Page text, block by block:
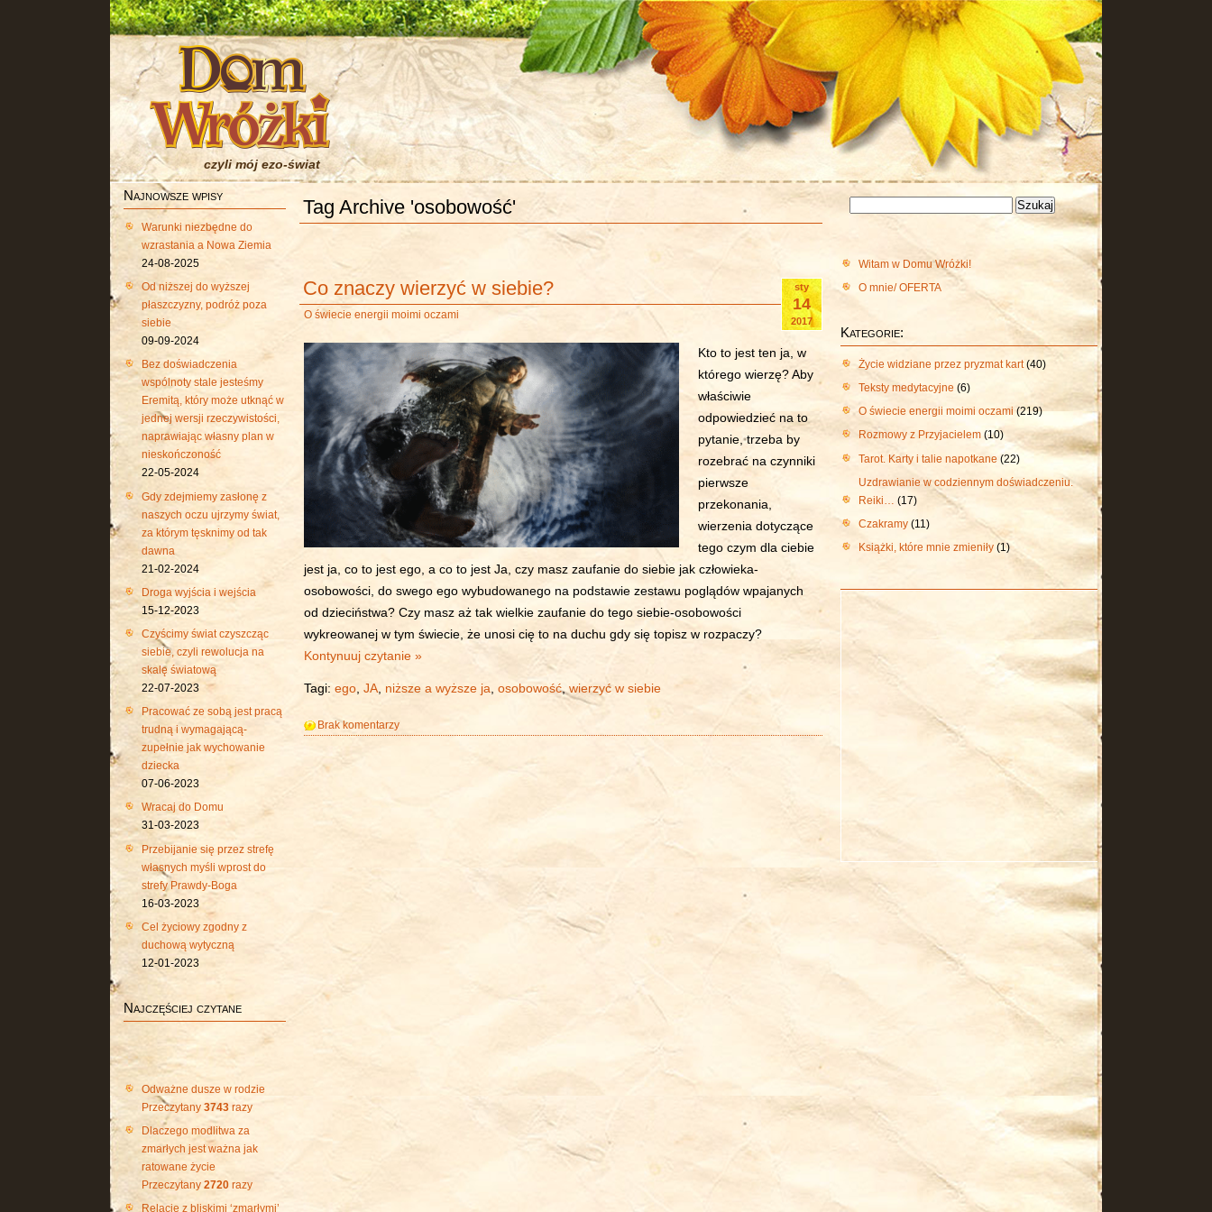
czyli mój ezo-świat
Najnowsze wpisy
Warunki niezbędne do
wzrastania a Nowa Ziemia
24-08-2025
Od niższej do wyższej
płaszczyzny, podróż poza
siebie
09-09-2024
Bez doświadczenia
wspólnoty stale jesteśmy
Eremitą, który może utknąć w
jednej wersji rzeczywistości,
naprawiając własny plan w
nieskończoność
22-05-2024
Gdy zdejmiemy zasłonę z
naszych oczu ujrzymy świat,
za którym tęsknimy od tak
dawna
21-02-2024
Droga wyjścia i wejścia
15-12-2023
Czyścimy świat czyszcząc
siebie, czyli rewolucja na
skalę światową
22-07-2023
Pracować ze sobą jest pracą
trudną i wymagającą-
zupełnie jak wychowanie
dziecka
07-06-2023
Wracaj do Domu
31-03-2023
Przebijanie się przez strefę
własnych myśli wprost do
strefy Prawdy-Boga
16-03-2023
Cel życiowy zgodny z
duchową wytyczną
12-01-2023
Najczęściej czytane
Odważne dusze w rodzie
Przeczytany 3743 razy
Dlaczego modlitwa za
zmarłych jest ważna jak
ratowane życie
Przeczytany 2720 razy
Relacje z bliskimi ‘zmarłymi’
Tag Archive 'osobowość'
sty
14
2017
Co znaczy wierzyć w siebie?
O świecie energii moimi oczami
Kto to jest ten ja, w
którego wierzę? Aby
właściwie
odpowiedzieć na to
pytanie, trzeba by
rozebrać na czynniki
pierwsze
przekonania,
wierzenia dotyczące
tego czym dla ciebie
jest ja, co to jest ego, a co to jest Ja, czy masz zaufanie do siebie jak człowieka-
osobowości, do swego ego wybudowanego na podstawie zestawu poglądów wpajanych
od dzieciństwa? Czy masz aż tak wielkie zaufanie do tego siebie-osobowości
wykreowanej w tym świecie, że unosi cię to na duchu gdy się topisz w rozpaczy?
Kontynuuj czytanie »
Tagi: ego JA niższe a wyższe ja osobowość, wierzyć w siebie
Brak komentarzy
Witam w Domu Wróżki!
O mnie/ OFERTA
Kategorie:
Życie widziane przez pryzmat kart(40)
Teksty medytacyjne (6)
O świecie energii moimi oczami (219)
Rozmowy z Przyjacielem (10)
Tarot. Karty i talie napotkane (22)
Uzdrawianie w codziennym doświadczeniu.
Reiki… (17)
Czakramy (11)
Książki, które mnie zmieniły (1)